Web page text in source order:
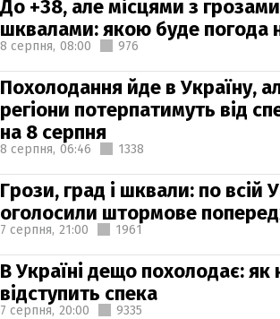
До +38, але місцями з
шквалами: якою буде погода
8 серпня, 08:00 976
Похолодання йде в Україну,
регіони потерпатимуть від
на 8 серпня
8 серпня, 06:46 1338
Грози, град і шквали: по всій
оголосили штормове
7 серпня, 21:00 1961
В Україні дещо похолодає: як
відступить спека
7 серпня, 20:00 9335